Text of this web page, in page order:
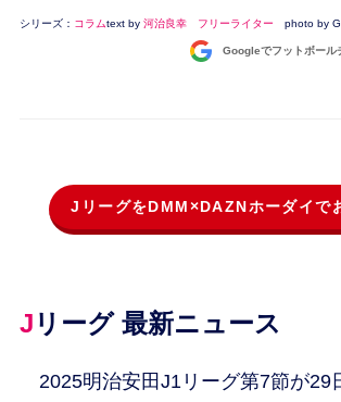
高校サッカー
シリーズ： コラムtext by 河治良幸 フリーライター photo by
Googleでフットボール
JリーグをDMM×DAZNホーダイで
Jリーグ 最新ニュース
2025明治安田J1リーグ第7節が29